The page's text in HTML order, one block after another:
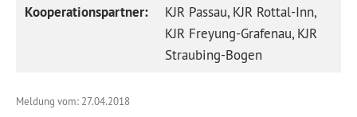
Kooperationspartner:
KJR Passau, KJR Rottal-Inn,
KJR Freyung-Grafenau, KJR
Straubing-Bogen
Meldung vom: 27.04.2018